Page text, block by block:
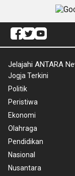
Jelajahi ANTARA
Jogja Terkini
Politik
Peristiwa
Ekonomi
Olahraga
Pendidikan
Nasional
Nusantara